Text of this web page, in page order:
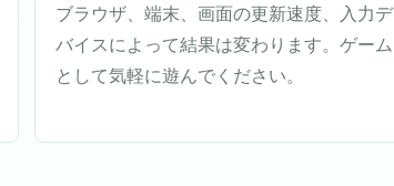
ブラウザ、端末、画面の更新速度、入力デ
バイスによって結果は変わります。ゲーム
として気軽に遊んでください。